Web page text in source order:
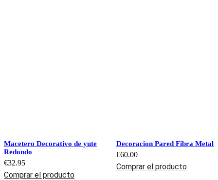
Macetero Decorativo de yute
Redondo
€32.95
Comprar el producto
Decoracion Pared Fibra Metal
€60.00
Comprar el producto